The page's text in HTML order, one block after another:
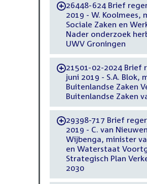
-26448-624 Brief
2019 - W. Koolmees,
Sociale Zaken en
Nader onderzoek
UWV Groningen
-21501-02-2024 Brief
juni 2019 - S.A. Blok,
Buitenlandse Zaken
Buitenlandse Zaken
-29398-717 Brief
2019 - C. van
Wijbenga, minister
en Waterstaat
Strategisch Plan
2030